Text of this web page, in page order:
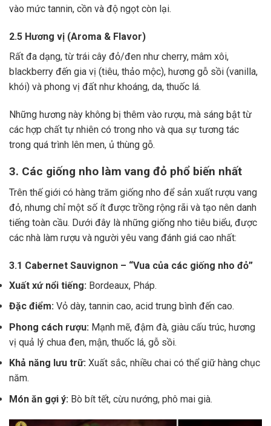
vào mức tannin, cồn và độ ngọt còn lại.
2.5 Hương vị (Aroma & Flavor)
Rất đa dạng, từ trái cây đỏ/đen như cherry, mâm xôi,
blackberry đến gia vị (tiêu, thảo mộc), hương gỗ sồi (vanilla,
khói) và phong vị đất như khoáng, da, thuốc lá.
Những hương này không bị thêm vào rượu, mà sáng bật từ
các hợp chất tự nhiên có trong nho và qua sự tương tác
trong quá trình lên men, ủ thùng gỗ.
3. Các giống nho làm vang đỏ phổ biến nhất
Trên thế giới có hàng trăm giống nho để sản xuất rượu vang
đỏ, nhưng chỉ một số ít được trồng rộng rãi và tạo nên danh
tiếng toàn cầu. Dưới đây là những giống nho tiêu biểu, được
các nhà làm rượu và người yêu vang đánh giá cao nhất:
3.1 Cabernet Sauvignon – “Vua của các giống nho đỏ”
Xuất xứ nổi tiếng: Bordeaux, Pháp.
Đặc điểm: Vỏ dày, tannin cao, acid trung bình đến cao.
Phong cách rượu: Mạnh mẽ, đậm đà, giàu cấu trúc, hương
vị quả lý chua đen, mận, thuốc lá, gỗ sồi.
Khả năng lưu trữ: Xuất sắc, nhiều chai có thể giữ hàng chục
năm.
Món ăn gợi ý: Bò bít tết, cừu nướng, phô mai già.